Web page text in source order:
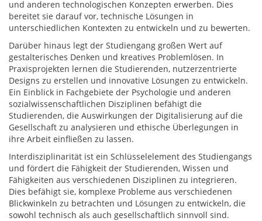
und anderen technologischen Konzepten erwerben. Dies
bereitet sie darauf vor, technische Lösungen in
unterschiedlichen Kontexten zu entwickeln und zu bewerten.
Darüber hinaus legt der Studiengang großen Wert auf
gestalterisches Denken und kreatives Problemlösen. In
Praxisprojekten lernen die Studierenden, nutzerzentrierte
Designs zu erstellen und innovative Lösungen zu entwickeln.
Ein Einblick in Fachgebiete der Psychologie und anderen
sozialwissenschaftlichen Disziplinen befähigt die
Studierenden, die Auswirkungen der Digitalisierung auf die
Gesellschaft zu analysieren und ethische Überlegungen in
ihre Arbeit einfließen zu lassen.
Interdisziplinarität ist ein Schlüsselelement des Studiengangs
und fördert die Fähigkeit der Studierenden, Wissen und
Fähigkeiten aus verschiedenen Disziplinen zu integrieren.
Dies befähigt sie, komplexe Probleme aus verschiedenen
Blickwinkeln zu betrachten und Lösungen zu entwickeln, die
sowohl technisch als auch gesellschaftlich sinnvoll sind.